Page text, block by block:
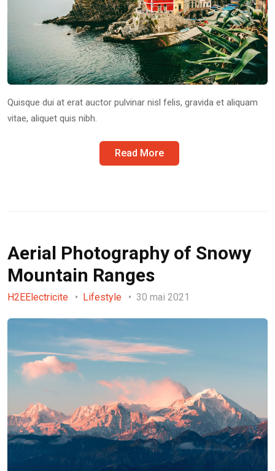
Quisque dui at erat auctor pulvinar nisl felis, gravida et aliquam
vitae, aliquet quis nibh.
Read More
Aerial Photography of Snowy
Mountain Ranges
H2EElectricite Lifestyle 30 mai 2021